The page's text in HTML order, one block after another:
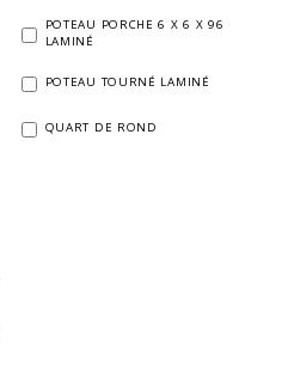
POTEAU PORCHE 6 X 6 X 96
LAMINÉ
POTEAU TOURNÉ LAMINÉ
QUART DE ROND